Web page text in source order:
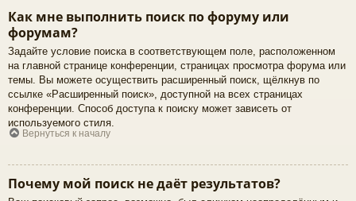
Как мне выполнить поиск по форуму или
форумам?
Задайте условие поиска в соответствующем поле, расположенном
на главной странице конференции, страницах просмотра форума или
темы. Вы можете осуществить расширенный поиск, щёлкнув по
ссылке «Расширенный поиск», доступной на всех страницах
конференции. Способ доступа к поиску может зависеть от
используемого стиля.
Вернуться к началу
Почему мой поиск не даёт результатов?